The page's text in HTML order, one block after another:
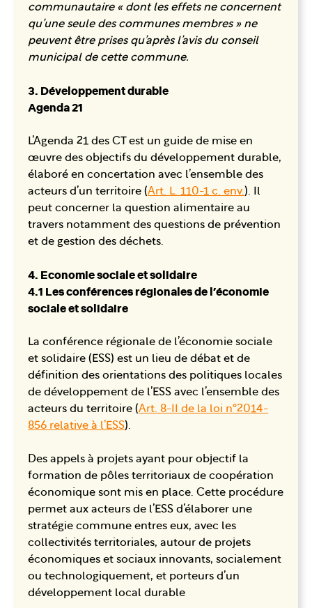
communautaire « dont les effets ne concernent
qu’une seule des communes membres » ne
peuvent être prises qu’après l’avis du conseil
municipal de cette commune.
3. Développement durable
Agenda 21
L’Agenda 21 des CT est un guide de mise en
œuvre des objectifs du développement durable,
élaboré en concertation avec l’ensemble des
acteurs d’un territoire (Art. L. 110-1 c. env.). Il
peut concerner la question alimentaire au
travers notamment des questions de prévention
et de gestion des déchets.
4. Economie sociale et solidaire
4.1 Les conférences régionales de l’économie
sociale et solidaire
La conférence régionale de l’économie sociale
et solidaire (ESS) est un lieu de débat et de
définition des orientations des politiques locales
de développement de l’ESS avec l’ensemble des
acteurs du territoire (Art. 8-II de la loi n°2014-
856 relative à l’ESS).
Des appels à projets ayant pour objectif la
formation de pôles territoriaux de coopération
économique sont mis en place. Cette procédure
permet aux acteurs de l’ESS d’élaborer une
stratégie commune entres eux, avec les
collectivités territoriales, autour de projets
économiques et sociaux innovants, socialement
ou technologiquement, et porteurs d’un
développement local durable